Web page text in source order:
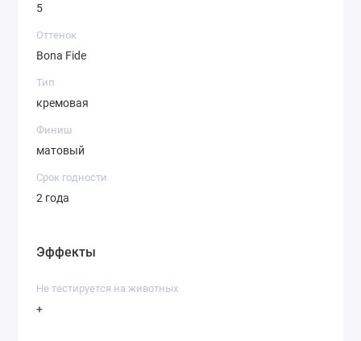
5
Оттенок
Bona Fide
Тип
кремовая
Финиш
матовый
Срок годности
2 года
Эффекты
Не тестируется на животных
+